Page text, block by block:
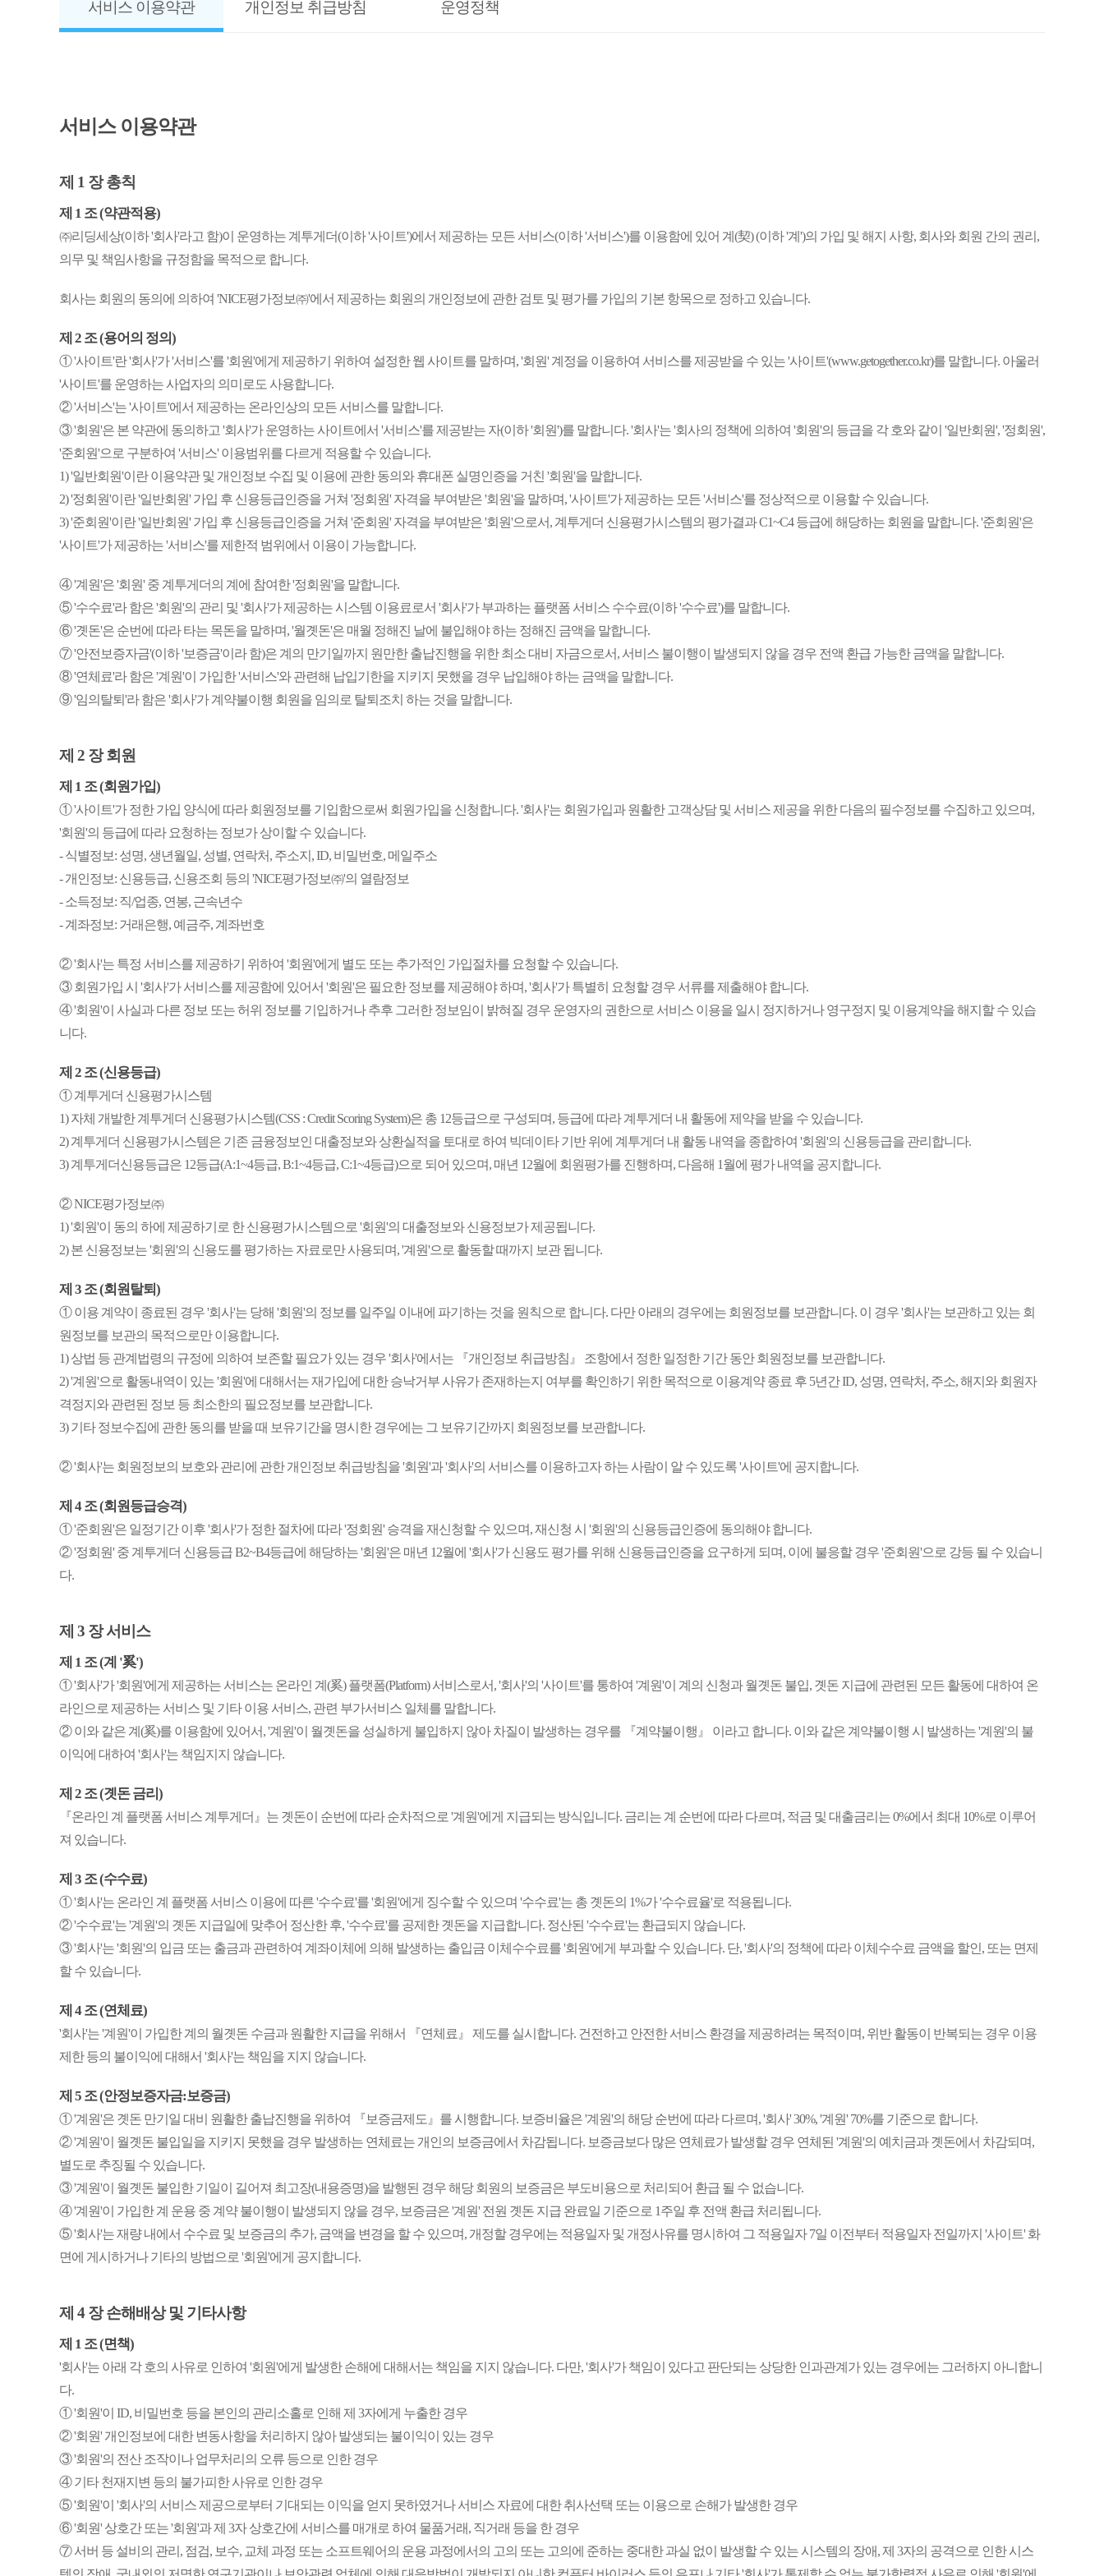
서비스 이용약관 개인정보 취급방침 운영정책
서비스 이용약관
제 1 장 총칙
제 1 조 (약관적용)
㈜리딩세상(이하 '회사'라고 함)이 운영하는 계투게더(이하 '사이트')에서 제공하는 모든 서비스(이하 '서비스')를 이용함에 있어 계(契) (이하 '계')의 가입 및 해지 사항, 회사와 회원 간의 권리,
의무 및 책임사항을 규정함을 목적으로 합니다.
회사는 회원의 동의에 의하여 'NICE평가정보㈜'에서 제공하는 회원의 개인정보에 관한 검토 및 평가를 가입의 기본 항목으로 정하고 있습니다.
제 2 조 (용어의 정의)
① '사이트'란 '회사'가 '서비스'를 '회원'에게 제공하기 위하여 설정한 웹 사이트를 말하며, '회원' 계정을 이용하여 서비스를 제공받을 수 있는 '사이트'(www.getogether.co.kr)를 말합니다. 아울러
'사이트'를 운영하는 사업자의 의미로도 사용합니다.
② '서비스'는 '사이트'에서 제공하는 온라인상의 모든 서비스를 말합니다.
③ '회원'은 본 약관에 동의하고 '회사'가 운영하는 사이트에서 '서비스'를 제공받는 자(이하 '회원')를 말합니다. '회사'는 '회사의 정책에 의하여 '회원'의 등급을 각 호와 같이 '일반회원', '정회원',
'준회원'으로 구분하여 '서비스' 이용범위를 다르게 적용할 수 있습니다.
1) '일반회원'이란 이용약관 및 개인정보 수집 및 이용에 관한 동의와 휴대폰 실명인증을 거친 '회원'을 말합니다.
2) '정회원'이란 '일반회원' 가입 후 신용등급인증을 거쳐 '정회원' 자격을 부여받은 '회원'을 말하며, '사이트'가 제공하는 모든 '서비스'를 정상적으로 이용할 수 있습니다.
3) '준회원'이란 '일반회원' 가입 후 신용등급인증을 거쳐 '준회원' 자격을 부여받은 '회원'으로서, 계투게더 신용평가시스템의 평가결과 C1~C4 등급에 해당하는 회원을 말합니다. '준회원'은
'사이트'가 제공하는 '서비스'를 제한적 범위에서 이용이 가능합니다.
④ '계원'은 '회원' 중 계투게더의 계에 참여한 '정회원'을 말합니다.
⑤ '수수료'라 함은 '회원'의 관리 및 '회사'가 제공하는 시스템 이용료로서 '회사'가 부과하는 플랫폼 서비스 수수료(이하 '수수료')를 말합니다.
⑥ '곗돈'은 순번에 따라 타는 목돈을 말하며, '월곗돈'은 매월 정해진 날에 불입해야 하는 정해진 금액을 말합니다.
⑦ '안전보증자금'(이하 '보증금'이라 함)은 계의 만기일까지 원만한 출납진행을 위한 최소 대비 자금으로서, 서비스 불이행이 발생되지 않을 경우 전액 환급 가능한 금액을 말합니다.
⑧ '연체료'라 함은 '계원'이 가입한 '서비스'와 관련해 납입기한을 지키지 못했을 경우 납입해야 하는 금액을 말합니다.
⑨ '임의탈퇴'라 함은 '회사'가 계약불이행 회원을 임의로 탈퇴조치 하는 것을 말합니다.
제 2 장 회원
제 1 조 (회원가입)
① '사이트'가 정한 가입 양식에 따라 회원정보를 기입함으로써 회원가입을 신청합니다. '회사'는 회원가입과 원활한 고객상담 및 서비스 제공을 위한 다음의 필수정보를 수집하고 있으며,
'회원'의 등급에 따라 요청하는 정보가 상이할 수 있습니다.
- 식별정보: 성명, 생년월일, 성별, 연락처, 주소지, ID, 비밀번호, 메일주소
- 개인정보: 신용등급, 신용조회 등의 'NICE평가정보㈜'의 열람정보
- 소득정보: 직/업종, 연봉, 근속년수
- 계좌정보: 거래은행, 예금주, 계좌번호
② '회사'는 특정 서비스를 제공하기 위하여 '회원'에게 별도 또는 추가적인 가입절차를 요청할 수 있습니다.
③ 회원가입 시 '회사'가 서비스를 제공함에 있어서 '회원'은 필요한 정보를 제공해야 하며, '회사'가 특별히 요청할 경우 서류를 제출해야 합니다.
④ '회원'이 사실과 다른 정보 또는 허위 정보를 기입하거나 추후 그러한 정보임이 밝혀질 경우 운영자의 권한으로 서비스 이용을 일시 정지하거나 영구정지 및 이용계약을 해지할 수 있습
니다.
제 2 조 (신용등급)
① 계투게더 신용평가시스템
1) 자체 개발한 계투게더 신용평가시스템(CSS : Credit Scoring System)은 총 12등급으로 구성되며, 등급에 따라 계투게더 내 활동에 제약을 받을 수 있습니다.
2) 계투게더 신용평가시스템은 기존 금융정보인 대출정보와 상환실적을 토대로 하여 빅데이타 기반 위에 계투게더 내 활동 내역을 종합하여 '회원'의 신용등급을 관리합니다.
3) 계투게더신용등급은 12등급(A:1~4등급, B:1~4등급, C:1~4등급)으로 되어 있으며, 매년 12월에 회원평가를 진행하며, 다음해 1월에 평가 내역을 공지합니다.
② NICE평가정보㈜
1) '회원'이 동의 하에 제공하기로 한 신용평가시스템으로 '회원'의 대출정보와 신용정보가 제공됩니다.
2) 본 신용정보는 '회원'의 신용도를 평가하는 자료로만 사용되며, '계원'으로 활동할 때까지 보관 됩니다.
제 3 조 (회원탈퇴)
① 이용 계약이 종료된 경우 '회사'는 당해 '회원'의 정보를 일주일 이내에 파기하는 것을 원칙으로 합니다. 다만 아래의 경우에는 회원정보를 보관합니다. 이 경우 '회사'는 보관하고 있는 회
원정보를 보관의 목적으로만 이용합니다.
1) 상법 등 관계법령의 규정에 의하여 보존할 필요가 있는 경우 '회사'에서는 『개인정보 취급방침』 조항에서 정한 일정한 기간 동안 회원정보를 보관합니다.
2) '계원'으로 활동내역이 있는 '회원'에 대해서는 재가입에 대한 승낙거부 사유가 존재하는지 여부를 확인하기 위한 목적으로 이용계약 종료 후 5년간 ID, 성명, 연락처, 주소, 해지와 회원자
격정지와 관련된 정보 등 최소한의 필요정보를 보관합니다.
3) 기타 정보수집에 관한 동의를 받을 때 보유기간을 명시한 경우에는 그 보유기간까지 회원정보를 보관합니다.
② '회사'는 회원정보의 보호와 관리에 관한 개인정보 취급방침을 '회원'과 '회사'의 서비스를 이용하고자 하는 사람이 알 수 있도록 '사이트'에 공지합니다.
제 4 조 (회원등급승격)
① '준회원'은 일정기간 이후 '회사'가 정한 절차에 따라 '정회원' 승격을 재신청할 수 있으며, 재신청 시 '회원'의 신용등급인증에 동의해야 합니다.
② '정회원' 중 계투게더 신용등급 B2~B4등급에 해당하는 '회원'은 매년 12월에 '회사'가 신용도 평가를 위해 신용등급인증을 요구하게 되며, 이에 불응할 경우 '준회원'으로 강등 될 수 있습니
다.
제 3 장 서비스
제 1 조 (계 '奚')
① '회사'가 '회원'에게 제공하는 서비스는 온라인 계(奚) 플랫폼(Platform) 서비스로서, '회사'의 '사이트'를 통하여 '계원'이 계의 신청과 월곗돈 불입, 곗돈 지급에 관련된 모든 활동에 대하여 온
라인으로 제공하는 서비스 및 기타 이용 서비스, 관련 부가서비스 일체를 말합니다.
② 이와 같은 계(奚)를 이용함에 있어서, '계원'이 월곗돈을 성실하게 불입하지 않아 차질이 발생하는 경우를 『계약불이행』 이라고 합니다. 이와 같은 계약불이행 시 발생하는 '계원'의 불
이익에 대하여 '회사'는 책임지지 않습니다.
제 2 조 (곗돈 금리)
『온라인 계 플랫폼 서비스 계투게더』는 곗돈이 순번에 따라 순차적으로 '계원'에게 지급되는 방식입니다. 금리는 계 순번에 따라 다르며, 적금 및 대출금리는 0%에서 최대 10%로 이루어
져 있습니다.
제 3 조 (수수료)
① '회사'는 온라인 계 플랫폼 서비스 이용에 따른 '수수료'를 '회원'에게 징수할 수 있으며 '수수료'는 총 곗돈의 1%가 '수수료율'로 적용됩니다.
② '수수료'는 '계원'의 곗돈 지급일에 맞추어 정산한 후, '수수료'를 공제한 곗돈을 지급합니다. 정산된 '수수료'는 환급되지 않습니다.
③ '회사'는 '회원'의 입금 또는 출금과 관련하여 계좌이체에 의해 발생하는 출입금 이체수수료를 '회원'에게 부과할 수 있습니다. 단, '회사'의 정책에 따라 이체수수료 금액을 할인, 또는 면제
할 수 있습니다.
제 4 조 (연체료)
'회사'는 '계원'이 가입한 계의 월곗돈 수금과 원활한 지급을 위해서 『연체료』 제도를 실시합니다. 건전하고 안전한 서비스 환경을 제공하려는 목적이며, 위반 활동이 반복되는 경우 이용
제한 등의 불이익에 대해서 '회사'는 책임을 지지 않습니다.
제 5 조 (안정보증자금:보증금)
① '계원'은 곗돈 만기일 대비 원활한 출납진행을 위하여 『보증금제도』를 시행합니다. 보증비율은 '계원'의 해당 순번에 따라 다르며, '회사' 30%, '계원' 70%를 기준으로 합니다.
② '계원'이 월곗돈 불입일을 지키지 못했을 경우 발생하는 연체료는 개인의 보증금에서 차감됩니다. 보증금보다 많은 연체료가 발생할 경우 연체된 '계원'의 예치금과 곗돈에서 차감되며,
별도로 추징될 수 있습니다.
③ '계원'이 월곗돈 불입한 기일이 길어져 최고장(내용증명)을 발행된 경우 해당 회원의 보증금은 부도비용으로 처리되어 환급 될 수 없습니다.
④ '계원'이 가입한 계 운용 중 계약 불이행이 발생되지 않을 경우, 보증금은 '계원' 전원 곗돈 지급 완료일 기준으로 1주일 후 전액 환급 처리됩니다.
⑤ '회사'는 재량 내에서 수수료 및 보증금의 추가, 금액을 변경을 할 수 있으며, 개정할 경우에는 적용일자 및 개정사유를 명시하여 그 적용일자 7일 이전부터 적용일자 전일까지 '사이트' 화
면에 게시하거나 기타의 방법으로 '회원'에게 공지합니다.
제 4 장 손해배상 및 기타사항
제 1 조 (면책)
'회사'는 아래 각 호의 사유로 인하여 '회원'에게 발생한 손해에 대해서는 책임을 지지 않습니다. 다만, '회사'가 책임이 있다고 판단되는 상당한 인과관계가 있는 경우에는 그러하지 아니합니
다.
① '회원'이 ID, 비밀번호 등을 본인의 관리소홀로 인해 제 3자에게 누출한 경우
② '회원' 개인정보에 대한 변동사항을 처리하지 않아 발생되는 불이익이 있는 경우
③ '회원'의 전산 조작이나 업무처리의 오류 등으로 인한 경우
④ 기타 천재지변 등의 불가피한 사유로 인한 경우
⑤ '회원'이 '회사'의 서비스 제공으로부터 기대되는 이익을 얻지 못하였거나 서비스 자료에 대한 취사선택 또는 이용으로 손해가 발생한 경우
⑥ '회원' 상호간 또는 '회원'과 제 3자 상호간에 서비스를 매개로 하여 물품거래, 직거래 등을 한 경우
⑦ 서버 등 설비의 관리, 점검, 보수, 교체 과정 또는 소프트웨어의 운용 과정에서의 고의 또는 고의에 준하는 중대한 과실 없이 발생할 수 있는 시스템의 장애, 제 3자의 공격으로 인한 시스